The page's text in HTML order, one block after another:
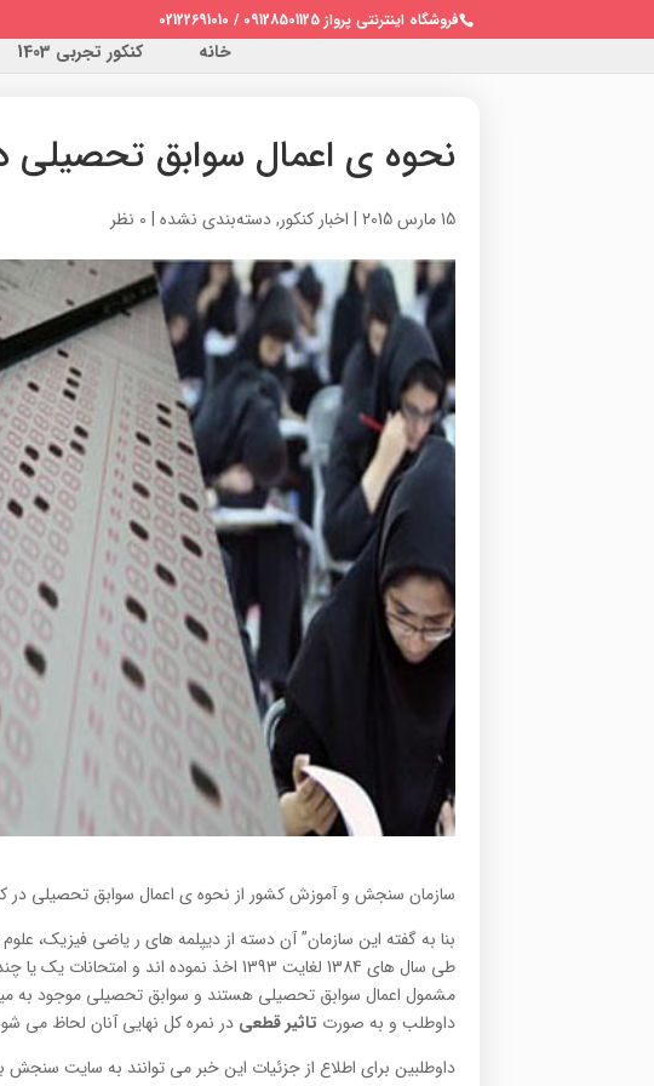
فروشگاه اینترنتی پرواز 09128501125 / 02122691010
خانه کنکور تجربی 1403
نحوه ی اعمال سوابق تحصیلی در
15 مارس 2015 | اخبار کنکور,دسته‌بندی نشده | 0 نظر
سازمان سنجش و آموزش کشور از نحوه ی اعمال سوابق تحصیلی در کنکور94
بنا به گفته این سازمان” آن دسته از دیپلمه هاي ر یاضي فيزیك،
طی سال های 1384 لغایت 1393 اخذ نموده اند
داوطلب و به صورت تاثیر قطعی در نمره کل نهایی آنان لحاظ می
داوطلبین برای اطلاع از جزئیات این خبر می توانند به سایت سنجش